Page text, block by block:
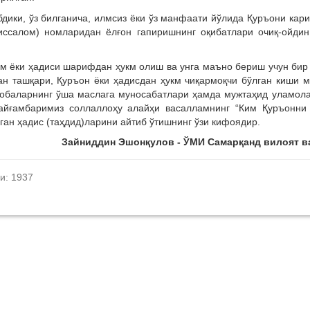
ўз билганича, илмсиз ёки ўз манфаати йўлида Қуръони
номларидан ёлғон гапиришнинг оқибатлари очиқ-
ёки ҳадиси шарифдан ҳукм олиш ва унга маъно бериш учун бир
ташқари, Қуръон ёки ҳадисдан ҳукм чиқармоқчи бўлган киши
ўша маслага муносабатлари ҳамда мужтаҳид
соллаллоҳу алайҳи васалламнинг “Ким Қуръонни
ҳадис (таҳдид)ларини айтиб ўтишнинг ўзи кифоядир.
Зайниддин Эшонқулов - ЎМИ Самарқанд вилоят
1937